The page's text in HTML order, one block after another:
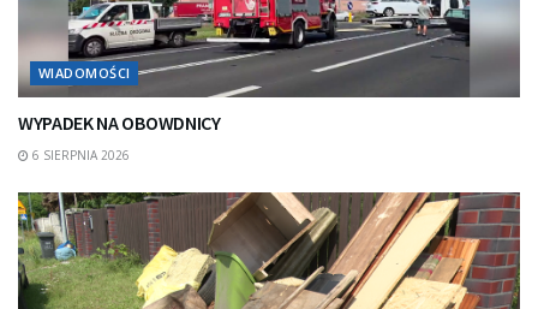
WIADOMOŚCI
WYPADEK NA OBOWDNICY
6 SIERPNIA 2026